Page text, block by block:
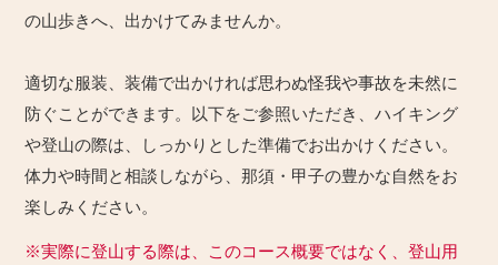
の山歩きへ、出かけてみませんか。
適切な服装、装備で出かければ思わぬ怪我や事故を未然に
防ぐことができます。以下をご参照いただき、ハイキング
や登山の際は、しっかりとした準備でお出かけください。
体力や時間と相談しながら、那須・甲子の豊かな自然をお
楽しみください。
※実際に登山する際は、このコース概要ではなく、登山用